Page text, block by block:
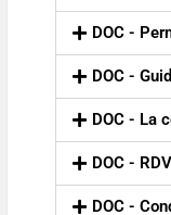
DOC -
DOC -
DOC - La
DOC -
DOC -